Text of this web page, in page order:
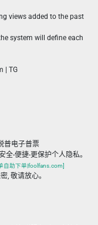
views added to the past
system will define each
| TG
普电子普票
全-便捷-更保护个人隐私。
自助下单|foolfans.com]
, 敬请放心。